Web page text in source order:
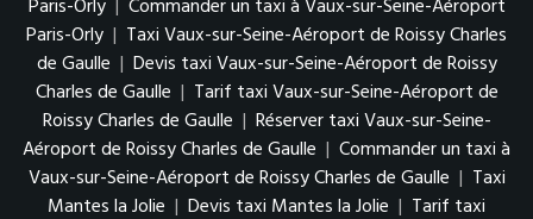
Paris-Orly | Commander un taxi à Vaux-sur-Seine-Aéroport
Paris-Orly | Taxi Vaux-sur-Seine-Aéroport de Roissy Charles
de Gaulle | Devis taxi Vaux-sur-Seine-Aéroport de Roissy
Charles de Gaulle | Tarif taxi Vaux-sur-Seine-Aéroport de
Roissy Charles de Gaulle | Réserver taxi Vaux-sur-Seine-
Aéroport de Roissy Charles de Gaulle | Commander un taxi à
Vaux-sur-Seine-Aéroport de Roissy Charles de Gaulle | Taxi
Mantes la Jolie | Devis taxi Mantes la Jolie | Tarif taxi